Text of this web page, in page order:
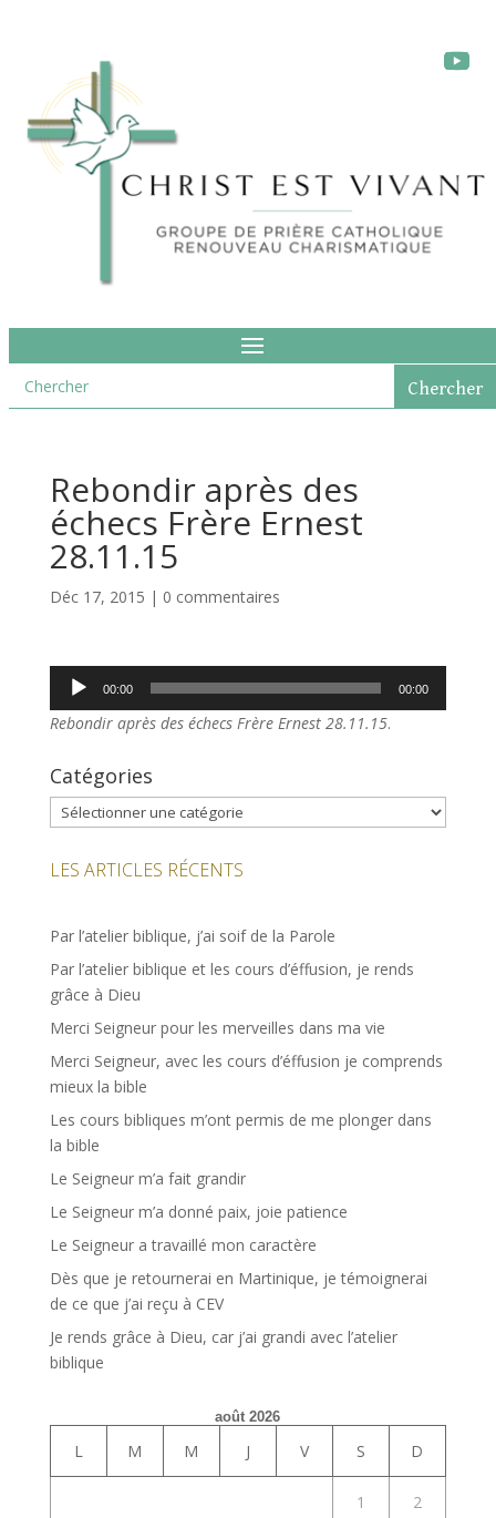
Rebondir après des
échecs Frère Ernest
28.11.15
Déc 17, 2015 | 0 commentaires
Lecteur
00:00 00:00
Rebondir après des échecs Frère Ernest 28.11.15.
Catégories
Catégories
LES ARTICLES RÉCENTS
Par l’atelier biblique, j’ai soif de la Parole
Par l’atelier biblique et les cours d’éffusion, je rends
grâce à Dieu
Merci Seigneur pour les merveilles dans ma vie
Merci Seigneur, avec les cours d’éffusion je comprends
mieux la bible
Les cours bibliques m’ont permis de me plonger dans
la bible
Le Seigneur m’a fait grandir
Le Seigneur m’a donné paix, joie patience
Le Seigneur a travaillé mon caractère
Dès que je retournerai en Martinique, je témoignerai
de ce que j’ai reçu à CEV
Je rends grâce à Dieu, car j’ai grandi avec l’atelier
biblique
août 2026
L M M J V S D
1 2